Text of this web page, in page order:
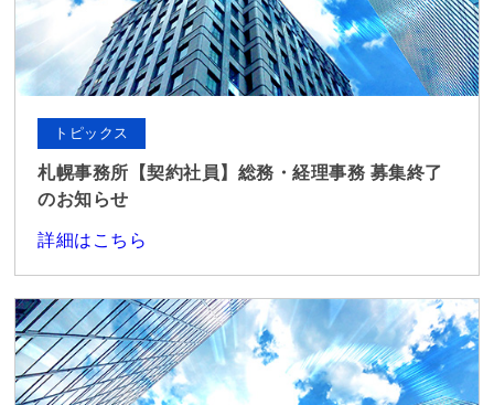
トピックス
札幌事務所【契約社員】総務・経理事務 募集終了
のお知らせ
詳細はこちら